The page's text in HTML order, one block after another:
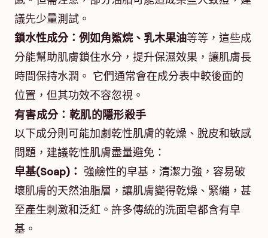
議先少量測試。
鎖水性成分：例如角鯊烷、乳木果油等等，這些成
分能幫助肌膚鎖住水分，提升保濕效果，讓肌膚長
時間保持水潤。 它們通常會在成分表中較後面的
位置，但其功效不容忽視。
有害成分：乾肌的隱形殺手
以下成分則可能加劇乾性肌膚的乾燥、脫皮和敏感
問題，建議乾性肌膚盡量避免：
皁基(Soap)： 強鹼性的皁基，清潔力強，容易破
壞肌膚的天然油脂層，讓肌膚變得乾燥、緊繃，甚
至產生刺激和泛紅。許多傳統的洗面皂都含有皁
基。